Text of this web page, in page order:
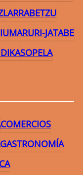
LARRABETZU
MARURI-JATABE
SOPELA
COMERCIOS
GASTRONOMÍA